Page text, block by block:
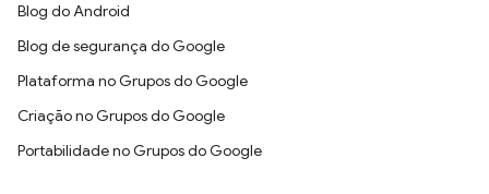
Blog do Android
Blog de segurança do Google
Plataforma no Grupos do Google
Criação no Grupos do Google
Portabilidade no Grupos do Google